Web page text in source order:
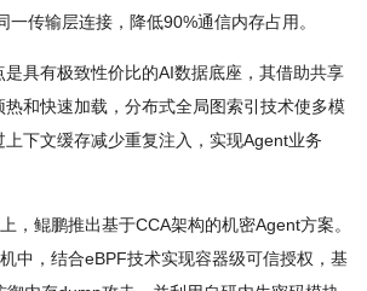
一传输层连接，降低90%通信内存占用。
有极致性价比的AI数据底座，其借助共享
和快速加载，分布式全局图索引技术使多模
下文缓存减少重复注入，实现Agent业务
鲲鹏推出基于CCA架构的机密Agent方案。
中，结合eBPF技术实现容器级可信授权，基